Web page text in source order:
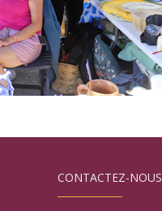
CONTACTEZ-NOUS